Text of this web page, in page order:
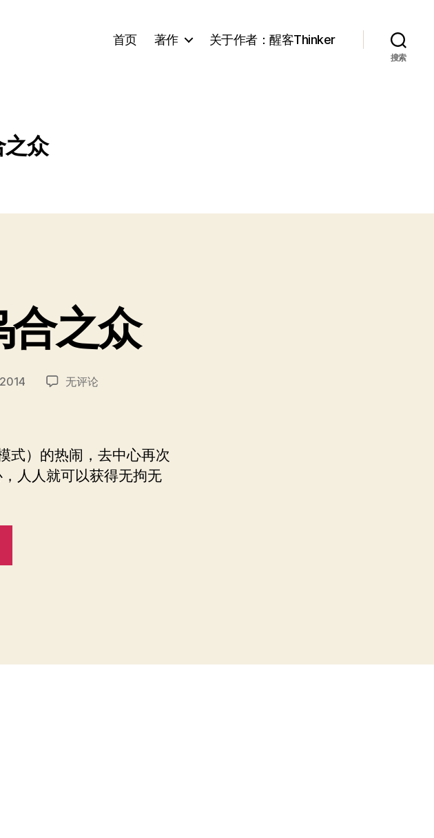
首页 著作 关于作者：醒客Thinker
搜索
众
合之众
去
乌
合
之
无评论
式）的热闹，去中心再次
人人就可以获得无拘无
之